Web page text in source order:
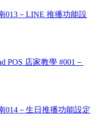
013－LINE 推播功能設
POS 店家教學 #001－
014－生日推播功能設定